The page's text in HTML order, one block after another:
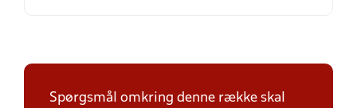
Spørgsmål omkring denne række skal